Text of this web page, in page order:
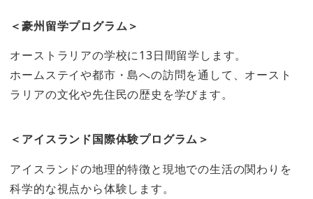
＜豪州留学プログラム＞
オーストラリアの学校に13日間留学します。
ホームステイや都市・島への訪問を通して、オースト
ラリアの文化や先住民の歴史を学びます。
＜アイスランド国際体験プログラム＞
アイスランドの地理的特徴と現地での生活の関わりを
科学的な視点から体験します。